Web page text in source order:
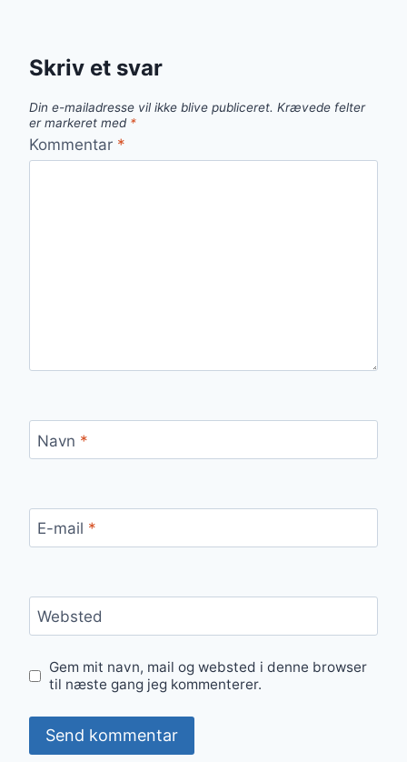
Skriv et svar
Din e-mailadresse vil ikke blive publiceret. Krævede felter
er markeret med *
Kommentar *
Navn *
E-mail *
Websted
Gem mit navn, mail og websted i denne browser
til næste gang jeg kommenterer.